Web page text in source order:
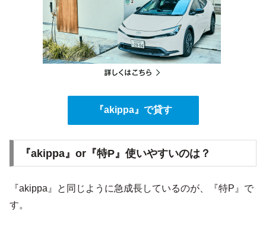
『akippa』で貸す
『akippa』or『特P』使いやすいのは？
『akippa』と同じように急成長しているのが、『特P』で
す。